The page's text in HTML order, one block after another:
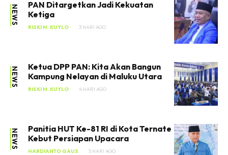
NEWS
PAN Ditargetkan Jadi Kekuatan
Ketiga
RISKI M. KUYLO 3 HARI AGO
NEWS
Ketua DPP PAN: Kita Akan Bangun
Kampung Nelayan di Maluku Utara
RISKI M. KUYLO 4 HARI AGO
NEWS
Panitia HUT Ke-81 RI di Kota Ternate
Kebut Persiapan Upacara
HARDIANTO GAUS 5 HARI AGO